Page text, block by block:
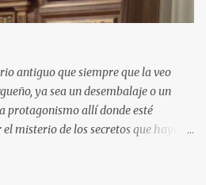
antiguo que siempre que la veo
ya sea un desembalaje o un
protagonismo allí donde esté
misterio de los secretos que haya